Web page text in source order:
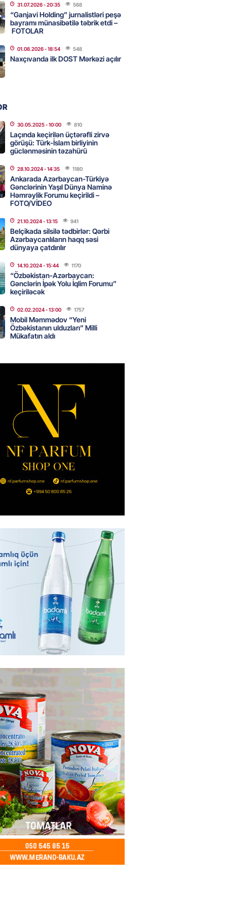
- 11:15 61
ölkələrinə zərbə endirməklə
Qara dənizdə mülki gəmilərə
qəbuledilməz hesab edir
- 10:45 76
yağış yağıb
- 10:30 61
yayda qar yağdı
- 10:15
Xirosima qurbanlarının
ediləcək
- 10:00
problem bitdi –
Şurvan kanalını qısa müddətdə
- 22:08
“Sabah” Danimarkada “Orhus”
qarşılaşacaq
- 17:45
məxsus təyyarə
dron hücumuna məruz
- 17:30 186
min manatlıq qızıl-zinət
oğurlayan şəxs saxlanılıb
- 17:15 109
boğazı tezliklə açılacaq- Tramp
- 17:00
Bank-ın istiqrazlarına tələbat
həcmini üç dəfəyə yaxın
- 16:59 203
“Real Madrid”dən GETDİ
- 16:45 202
HHQ-nin ilk qadın generalı oldu
- 16:30 203
31.07.2026- 20:35 568
“Ganjavi Holding” jurnalistləri peşə
bayramı münasibətilə təbrik etdi –
FOTOLAR
01.08.2026- 18:54 548
Naxçıvanda ilk DOST Mərkəzi açılır
30.05.2025- 10:00 810
Laçında keçirilən üçtərəfli zirvə
görüşü: Türk-İslam birliyinin
güclənməsinin təzahürü
28.10.2024- 14:35 1180
Ankarada Azərbaycan-Türkiyə
Gənclərinin Yaşıl Dünya Naminə
Həmrəylik Forumu keçirildi –
FOTO/VİDEO
21.10.2024- 13:15 941
Belçikada silsilə tədbirlər: Qərbi
Azərbaycanlıların haqq səsi
dünyaya çatdırılır
14.10.2024- 15:44 1170
“Özbəkistan-Azərbaycan:
Gənclərin İpək Yolu İqlim Forumu”
keçiriləcək
02.02.2024- 13:00 1757
Mobil Məmmədov “Yeni
Özbəkistanın ulduzları” Milli
Mükafatın aldı